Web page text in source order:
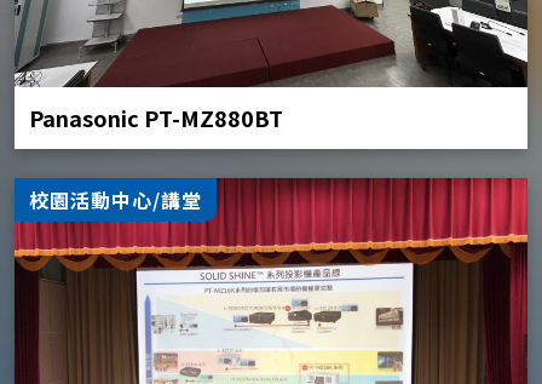
Panasonic PT-MZ880BT
校園活動中心/講堂